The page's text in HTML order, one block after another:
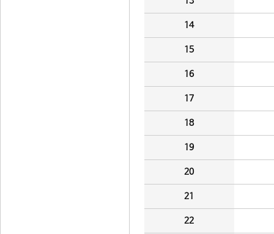
14
15
16
17
18
19
20
21
22